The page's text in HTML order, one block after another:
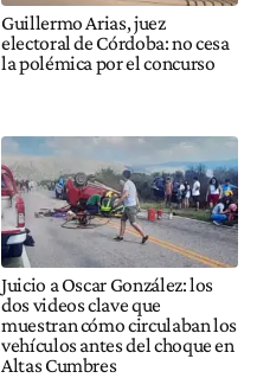
Guillermo Arias, juez
electoral de Córdoba: no cesa
la polémica por el concurso
Juicio a Oscar González: los
dos videos clave que
muestran cómo circulaban los
vehículos antes del choque en
Altas Cumbres